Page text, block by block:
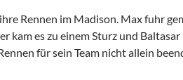
Rennen im Madison. Max fuhr
es zu einem Sturz und Baltasar
für sein Team nicht allein